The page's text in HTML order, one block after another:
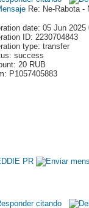
Re: Ne-Rabota
date: 05 Jun 2025
ID: 2230704843
type: transfer
success
20 RUB
P1057405883